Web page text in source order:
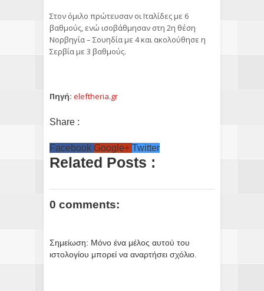
Στον όμιλο πρώτευσαν οι Ιταλίδες με 6
βαθμούς, ενώ ισοβάθμησαν στη 2η θέση
Νορβηγία – Σουηδία με 4 και ακολούθησε η
Σερβία με 3 βαθμούς.
Πηγή: eleftheria.gr
Share :
Facebook Google+ Twitter
Related Posts :
0 comments:
Σημείωση: Μόνο ένα μέλος αυτού του
ιστολογίου μπορεί να αναρτήσει σχόλιο.